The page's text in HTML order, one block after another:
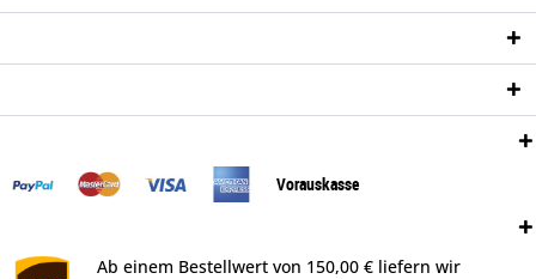
Vorauskasse
Ab einem Bestellwert von 150,00 € liefern wir